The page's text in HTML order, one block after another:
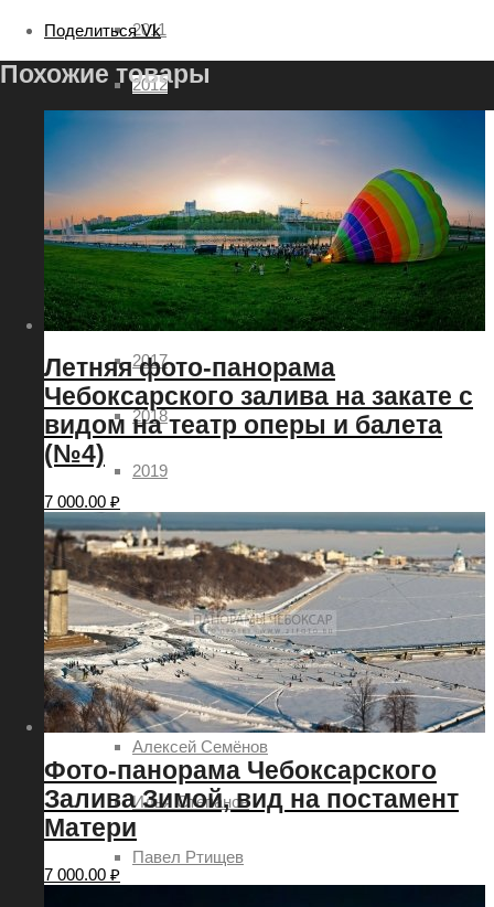
2011
2012
2015
2016
2017
2018
2019
Авторы
Александр Демьянов
Aleksey Sitdikov
Анатолий Овчинников
Алексей Семёнов
Илья Степанов
Павел Ртищев
Поделиться Vk
Похожие товары
Летняя фото-панорама
Чебоксарского залива на закате с
видом на театр оперы и балета
(№4)
7 000.00 ₽
Фото-панорама Чебоксарского
Залива Зимой, вид на постамент
Матери
7 000.00 ₽